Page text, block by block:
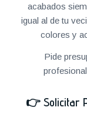
acabados
igual al de tu
colores y
Pide
👉 Solicitar